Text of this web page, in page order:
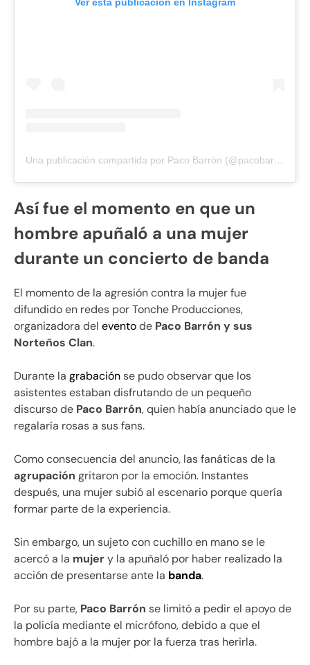
Una publicación compartida por Paco Barrón (@pacobarron.oficial)
Así fue el momento en que un
hombre apuñaló a una mujer
durante un concierto de banda
El momento de la agresión contra la mujer fue
difundido en redes por Tonche Producciones,
organizadora del eventode Paco Barrón y sus
Norteños Clan.
Durante la grabaciónse pudo observar que los
asistentes estaban disfrutando de un pequeño
discurso de Paco Barrón, quien había anunciado que le
regalaría rosas a sus fans.
Como consecuencia del anuncio, las fanáticas de la
agrupación gritaron por la emoción. Instantes
después, una mujer subió al escenario porque quería
formar parte de la experiencia.
Sin embargo, un sujeto con cuchillo en mano se le
acercó a la mujery la apuñaló por haber realizado la
acción de presentarse ante la banda.
Por su parte, Paco Barrón se limitó a pedir el apoyo de
la policía mediante el micrófono, debido a que el
hombre bajó a la mujer por la fuerza tras herirla.